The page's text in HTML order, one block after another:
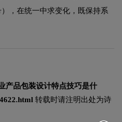
，在统一中求变化，既保持系
产品包装设计特点技巧是什
转载时请注明出处为诗